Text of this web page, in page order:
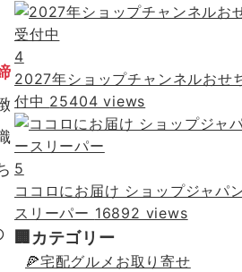
4
2027年ショップチャンネルおせ
付中 25404 views
5
ココロにお届け ショップジャパ
スリーパー 16892 views
🏢カテゴリー
🍕宅配グルメお取り寄せ